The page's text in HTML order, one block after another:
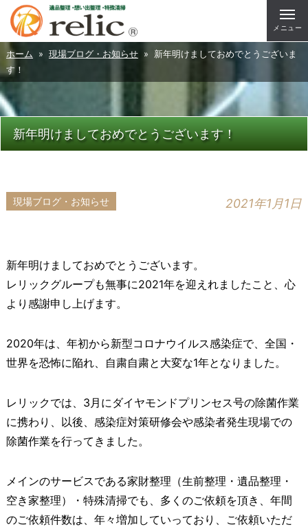
メニュー
ホーム » 現場ブログ・お知らせ» 新年明けましておめでとうございま
す！
新年明けましておめでとうございます！
現場ブログ・お知らせ 2021年1月1日
新年明けましておめでとうございます。
レリックグループも無事に2021年を迎えれましたこと、心
より感謝申し上げます。
2020年は、年初から新型コロナウイルス感染症で、全国・
世界を恐怖に陥れ、自粛自粛と大変な1年となりました。
レリックでは、3月にダイヤモンドプリンセス号の除菌作業
に携わり、以後、感染症対策研修会や感染者発生現場での
除菌作業を行ってきました。
メインのサービスである家財整理（生前整理・遺品整理・
空き家整理）・特殊清掃でも、多くのご依頼を頂き、年間
のご依頼件数は、年々増加していっており、ご依頼いただ